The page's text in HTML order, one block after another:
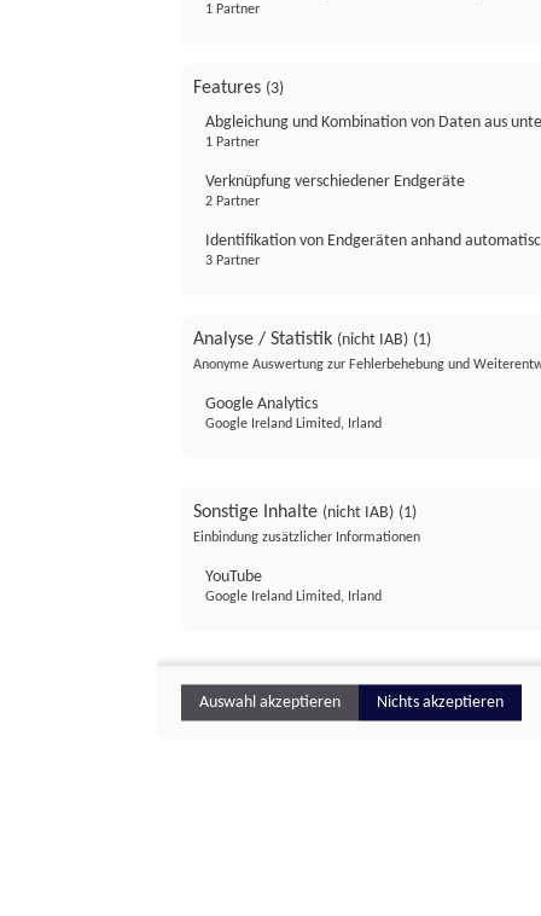
1 Partner
Features (3)
Abgleichung und Kombination von Daten aus
1 Partner
Verknüpfung verschiedener Endgeräte
2 Partner
Identifikation von Endgeräten anhand
3 Partner
Analyse / Statistik (nicht IAB) (1)
Anonyme Auswertung zur Fehlerbehebung und
Google Analytics
Google Ireland Limited, Irland
Sonstige Inhalte (nicht IAB) (1)
Einbindung zusätzlicher Informationen
YouTube
Google Ireland Limited, Irland
Auswahl akzeptieren Nichts akzeptieren